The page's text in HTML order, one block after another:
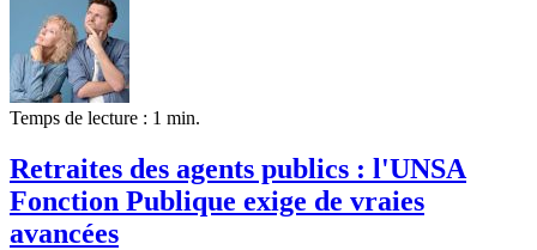
Temps de lecture : 1 min.
Retraites des agents publics : l'UNSA
Fonction Publique exige de vraies
avancées